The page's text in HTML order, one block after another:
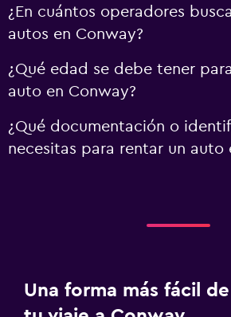
¿En cuántos operadores
autos en Conway?
¿Qué edad se debe tener
auto en Conway?
¿Qué documentación o
necesitas para rentar un auto
Una forma más fácil